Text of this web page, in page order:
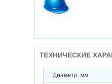
ТЕХНИЧЕСКИЕ
Диаметр, мм